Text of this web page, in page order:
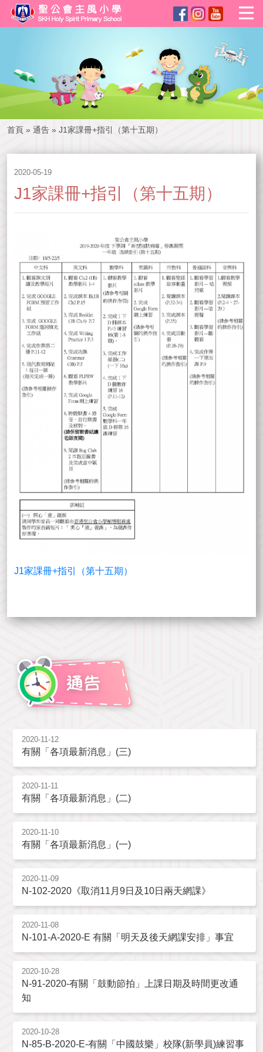
首頁 » 通告 » J1家課冊+指引（第十五期）
2020-05-19
J1家課冊+指引（第十五期）
J1家課冊+指引（第十五期）
2020-11-12
有關「各項最新消息」(三)
2020-11-11
有關「各項最新消息」(二)
2020-11-10
有關「各項最新消息」(一)
2020-11-09
N-102-2020《取消11月9日及10日兩天網課》
2020-11-08
N-101-A-2020-E 有關「明天及後天網課安排」事宜
2020-10-28
N-91-2020-有關「鼓動節拍」上課日期及時間更改通
知
2020-10-28
N-85-B-2020-E-有關「中國鼓樂」校隊(新學員)練習事